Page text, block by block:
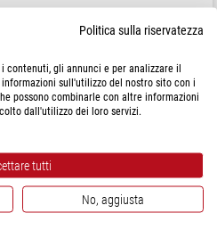
spedibile in24 ore
di vendita consigliato: $ 1.100,00
prezzo:
Politica sulla riservatezza
contenuti, gli annunci e per analizzare il
sull'utilizzo del nostro sito con i
possono combinarle con altre informazioni
dall'utilizzo dei loro servizi.
tutti
No, aggiusta